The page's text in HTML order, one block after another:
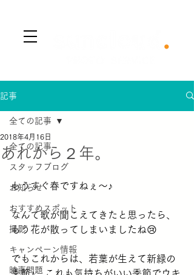
記事
全ての記事
スタッフブログ
お知らせ
おすすめスポット
撮影
キャンペーン情報
時事問題
全ての記事
あれから２年。
2018年4月16日
もうすぐ春ですねぇ〜♪
なんて歌が聞こえてきたと思ったら、
もう花が散ってしまいましたね😢
でもこれからは、若葉が生えて新緑の
季節♪　これも気持ちがいい季節でウキ